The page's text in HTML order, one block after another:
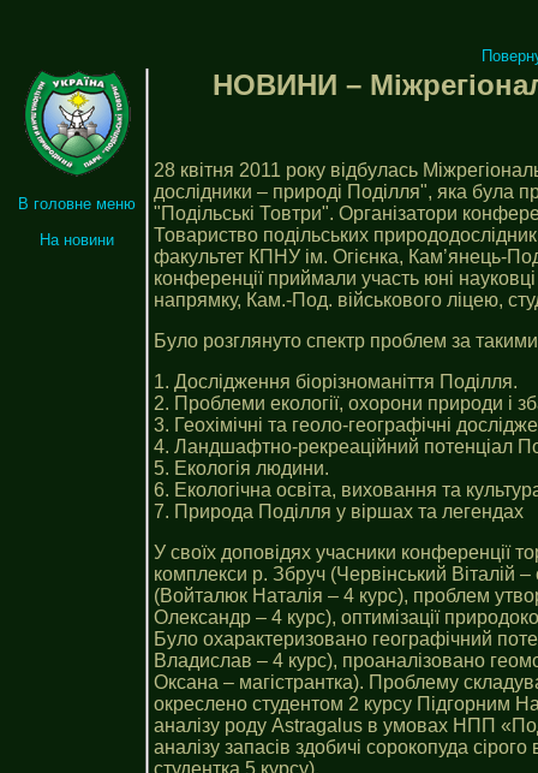
В головне меню
На новини
НОВИНИ –
28 квітня 2011 року відбулась
дослідники – природі Поділля", яка була
"Подільські Товтри". Організатори
Товариство подільських
факультет КПНУ ім. Огієнка, Кам’янець-
конференції приймали участь юні
напрямку, Кам.-Под. військового ліцею,
Було розглянуто спектр проблем за
1. Дослідження біорізноманіття Поділля.
2. Проблеми екології, охорони природи і
3. Геохімічні та геоло-географічні
4. Ландшафтно-рекреаційний потенціал
5. Екологія людини.
6. Екологічна освіта, виховання та
7. Природа Поділля у віршах та легендах
У своїх доповідях учасники конференції
комплекси р. Збруч (Червінський Віталій
(Войталюк Наталія – 4 курс), проблем
Олександр – 4 курс), оптимізації
Було охарактеризовано географічний
Владислав – 4 курс), проаналізовано
Оксана – магістрантка). Проблему
окреслено студентом 2 курсу Підгорним
аналізу роду Astragalus в умовах НПП
аналізу запасів здобичі сорокопуда
студентка 5 курсу).